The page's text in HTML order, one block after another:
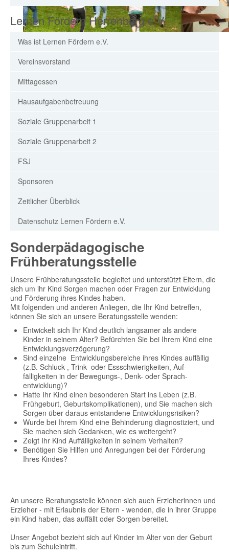
Lernen Fördern Herrenberg e.V.
Was ist Lernen Fördern e.V.
Vereinsvorstand
Mittagessen
Hausaufgabenbetreuung
Soziale Gruppenarbeit 1
Soziale Gruppenarbeit 2
FSJ
Sponsoren
Zeitlicher Überblick
Datenschutz Lernen Fördern e.V.
Sonderpädagogische
Frühberatungsstelle
Unsere Frühberatungsstelle begleitet und unterstützt Eltern, die
sich um ihr Kind Sorgen machen oder Fragen zur Entwicklung
und Förderung ihres Kindes haben.
Mit folgenden und anderen Anliegen, die Ihr Kind betreffen,
können Sie sich an unsere Beratungsstelle wenden:
Entwickelt sich Ihr Kind deutlich langsamer als andere
Kinder in seinem Alter? Befürchten Sie bei Ihrem Kind eine
Entwicklungsverzögerung?
Sind einzelne Entwicklungsbereiche ihres Kindes auffällig
(z.B. Schluck-, Trink- oder Essschwierigkeiten, Auf-
fälligkeiten in der Bewegungs-, Denk- oder Sprach-
entwicklung)?
Hatte Ihr Kind einen besonderen Start ins Leben (z.B.
Frühgeburt, Geburtskomplikationen), und Sie machen sich
Sorgen über daraus entstandene Entwicklungsrisiken?
Wurde bei Ihrem Kind eine Behinderung diagnostiziert, und
Sie machen sich Gedanken, wie es weitergeht?
Zeigt Ihr Kind Auffälligkeiten in seinem Verhalten?
Benötigen Sie Hilfen und Anregungen bei der Förderung
Ihres Kindes?
An unsere Beratungsstelle können sich auch Erzieherinnen und
Erzieher - mit Erlaubnis der Eltern - wenden, die in ihrer Gruppe
ein Kind haben, das auffällt oder Sorgen bereitet.
Unser Angebot bezieht sich auf Kinder im Alter von der Geburt
bis zum Schuleintritt.